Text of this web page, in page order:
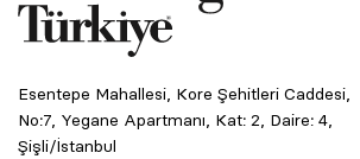
Esentepe Mahallesi, Kore Şehitleri Caddesi,
No:7, Yegane Apartmanı, Kat: 2, Daire: 4,
Şişli/İstanbul